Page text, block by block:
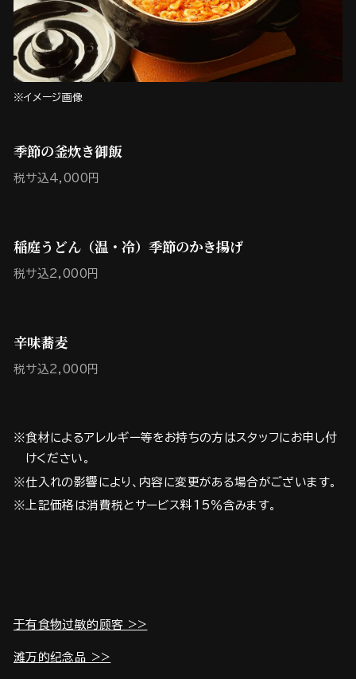
※イメージ画像
季節の釜炊き御飯
税サ込4,000円
稲庭うどん（温・冷）季節のかき揚げ
税サ込2,000円
辛味蕎麦
税サ込2,000円
※食材によるアレルギー等をお持ちの方はスタッフにお申し付
けください。
※仕入れの影響により、内容に変更がある場合がございます。
※上記価格は消費税とサービス料15％含みます。
于有食物过敏的顾客 >>
滩万的纪念品 >>